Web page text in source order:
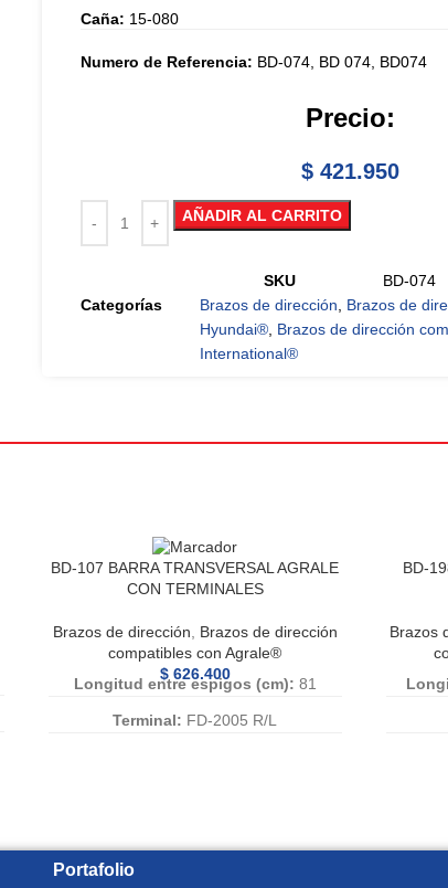
Caña: 15-080
Numero de Referencia: BD-074, BD 074, BD074
Precio:
$421.950
AÑADIR AL CARRITO
SKU
BD-074
Categorías
Brazos de dirección
Brazos de
Hyundai®, Brazos de dirección
International®
BD-107 BARRA TRANSVERSAL AGRALE
CON TERMINALES
Brazos de dirección
Brazos de dirección
compatibles con Agrale®
$626.400
Longitud entre espigos (cm): 81
Terminal: FD-2005 R/L
107, BD107
BD-
Brazos
Portafolio